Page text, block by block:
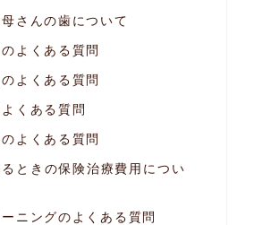
さんの歯について
よくある質問
よくある質問
くある質問
よくある質問
ときの保険治療費用につい
ニングのよくある質問